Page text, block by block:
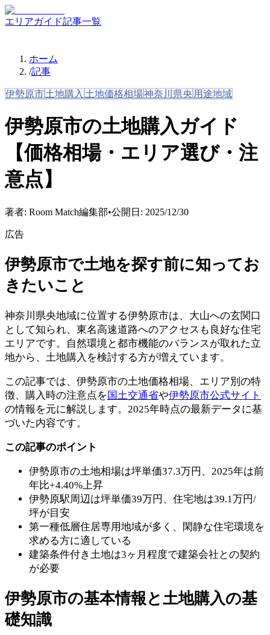
エリアガイド記事一覧
ホーム
/記事
伊勢原市土地購入 土地価格相場神奈川県央 用途地域
伊勢原市の土地購入ガイド
【価格相場・エリア選び・注
意点】
著者: Room Match編集部•公開日: 2025/12/30
広告
伊勢原市で土地を探す前に知ってお
きたいこと
神奈川県央地域に位置する伊勢原市は、大山への玄関口
として知られ、東名高速道路へのアクセスも良好な住宅
エリアです。自然環境と都市機能のバランスが取れた立
地から、土地購入を検討する方が増えています。
この記事では、伊勢原市の土地価格相場、エリア別の特
徴、購入時の注意点を 国土交通省や伊勢原市公式サイト
の情報を元に解説します。2025年時点の最新データに基
づいた内容です。
この記事のポイント
伊勢原市の土地相場は坪単価37.3万円、2025年は前
年比+4.40%上昇
伊勢原駅周辺は坪単価39万円、住宅地は39.1万円/
坪が目安
第一種低層住居専用地域が多く、閑静な住宅環境を
求める方に適している
建築条件付き土地は3ヶ月程度で建築会社との契約
が必要
伊勢原市の基本情報と土地購入の基
礎知識